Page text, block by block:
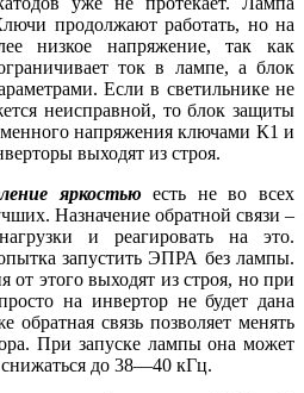
продолжают работать, но на
низкое напряжение, так как
ток в лампе, а блок
Если в светильнике не
неисправной, то блок защиты
напряжения ключами К1 и
выходят из строя.
яркостью есть не во всех
Назначение обратной связи –
и реагировать на это.
запустить ЭПРА без лампы.
этого выходят из строя, но при
на инвертор не будет дана
обратная связь позволяет менять
При запуске лампы она может
до 38—40 кГц.